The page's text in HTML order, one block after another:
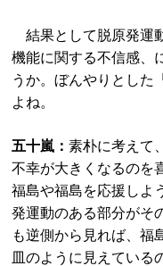
結果として脱原発運
機能に関する不信感、
うか。ぼんやりとした
よね。
五十嵐：素朴に考えて
不幸が大きくなるのを
福島や福島を応援しよ
発運動のある部分がそ
も逆側から見れば、福
皿のように見えている